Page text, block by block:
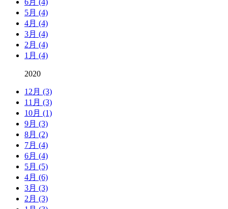
5月 (4)
4月 (4)
3月 (4)
2月 (4)
1月 (4)
2020
12月 (3)
11月 (3)
10月 (1)
9月 (3)
8月 (2)
7月 (4)
6月 (4)
5月 (5)
4月 (6)
3月 (3)
2月 (3)